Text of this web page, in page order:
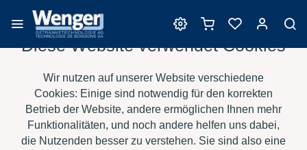
Produkte zur Klärung
HOME › E-SHOP › WEIN › PRODUKTE ZUR KLÄRUNG ›
ERBSLÖH MOSTGELATINE CF FL. À 1KG.
Diese Website verwendet Cookies
Wir nutzen auf unserer Website verschiedene
Cookies: Einige sind notwendig für den korrekten
Betrieb der Website, andere ermöglichen Ihnen mehr
Funktionalitäten, und noch andere helfen uns dabei,
die Nutzenden besser zu verstehen. Sie sind also eine